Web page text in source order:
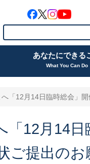
あなたにできる
What You Can Do
「12月14日臨時総会」開
「12月14
ご提出のお